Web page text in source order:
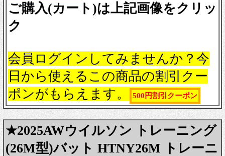
ご購入(カート)は上記画像をクリッ
ク
会員ログインしてみませんか？今
日から使えるこの商品の割引クー
ポンがもらえます。
500円割引クーポン
★2025AWウイルソン トレーニング
(26M型)バット HTNY26M トレーニ